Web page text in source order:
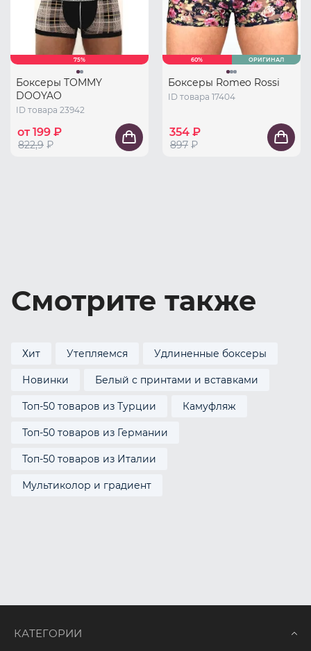
75%
Боксеры TOMMY
DOOYAO
ID товара 23942
от 199 ₽
822,9 ₽
60% ОРИГИНАЛ
Боксеры Romeo Rossi
ID товара 17404
354 ₽
897 ₽
Смотрите также
Хит Утепляемся Удлиненные боксеры
Новинки Белый с принтами и вставками
Топ-50 товаров из Турции Камуфляж
Топ-50 товаров из Германии
Топ-50 товаров из Италии
Мультиколор и градиент
КАТЕГОРИИ